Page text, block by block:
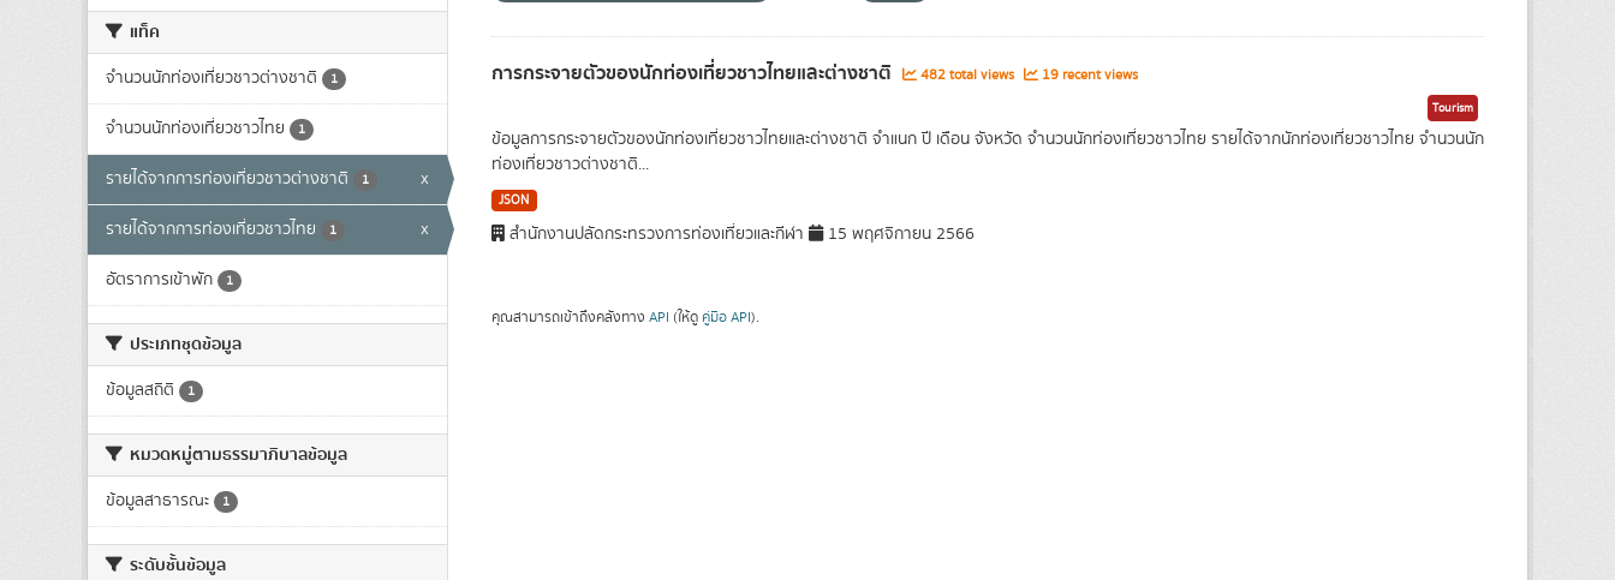
แท็ค
จำนวนนักท่องเที่ยวชาวต่างชาติ 1
จำนวนนักท่องเที่ยวชาวไทย 1
รายได้จากการท่องเที่ยวชาวต่างชาติ 1 x
รายได้จากการท่องเที่ยวชาวไทย 1 x
อัตราการเข้าพัก 1
ประเภทชุดข้อมูล
ข้อมูลสถิติ 1
หมวดหมู่ตามธรรมาภิบาลข้อมูล
ข้อมูลสาธารณะ 1
ระดับชั้นข้อมูล
การกระจายตัวของนักท่องเที่ยวชาวไทยและต่างชาติ 482 total views 19 recent views
Tourism
ข้อมูลการกระจายตัวของนักท่องเที่ยวชาวไทยและต่างชาติ จำแนก ปี เดือน จังหวัด จำนวนนักท่องเที่ยวชาวไทย รายได้จากนักท่องเที่ยวชาวไทย จำนวนนัก
ท่องเที่ยวชาวต่างชาติ...
JSON
สำนักงานปลัดกระทรวงการท่องเที่ยวและกีฬา 15 พฤศจิกายน 2566
คุณสามารถเข้าถึงคลังทาง API (ให้ดู คู่มือ API).